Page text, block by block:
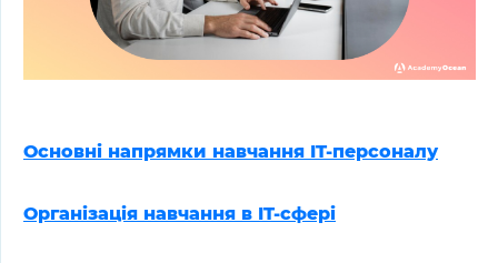
Основні напрямки навчання IT-персоналу
Організація навчання в IT-сфері